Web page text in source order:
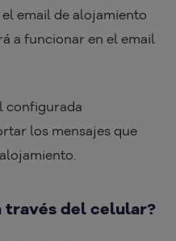
email de alojamiento
a funcionar en el email
configurada
los mensajes que
través del celular?